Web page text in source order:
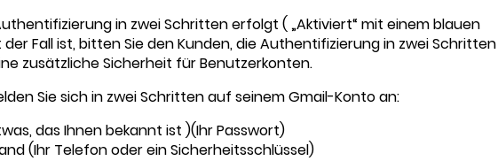
in zwei Schritten erfolgt ( „Aktiviert“ mit einem blauen
Fall ist, bitten Sie den Kunden, die Authentifizierung in zwei Schritten
zusätzliche Sicherheit für Benutzerkonten.
Sie sich in zwei Schritten auf seinem Gmail-Konto an:
das Ihnen bekannt ist )(Ihr Passwort)
(Ihr Telefon oder ein Sicherheitsschlüssel)